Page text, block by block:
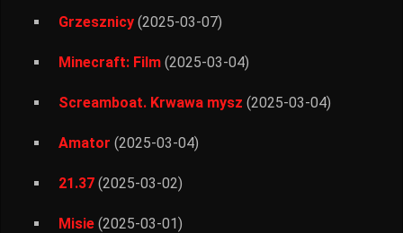
Grzesznicy (2025-03-07)
Minecraft: Film (2025-03-04)
Screamboat. Krwawa mysz (2025-03-04)
Amator (2025-03-04)
21.37 (2025-03-02)
Misie (2025-03-01)